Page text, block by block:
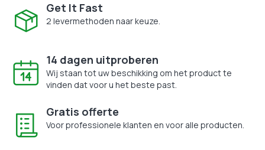
Get It Fast
2 levermethoden naar keuze.
14 dagen uitproberen
Wij staan tot uw beschikking om het product te
vinden dat voor u het beste past.
Gratis offerte
Voor professionele klanten en voor alle producten.